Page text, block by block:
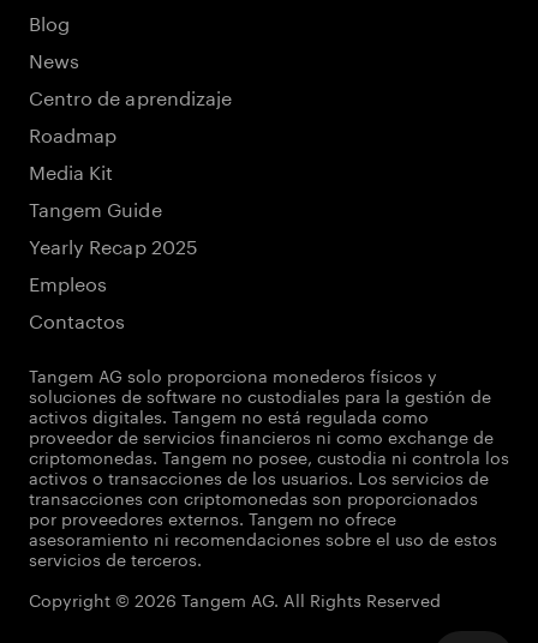
Blog
News
Centro de aprendizaje
Roadmap
Media Kit
Tangem Guide
Yearly Recap 2025
Empleos
Contactos
Tangem AG solo proporciona monederos físicos y
soluciones de software no custodiales para la gestión de
activos digitales. Tangem no está regulada como
proveedor de servicios financieros ni como exchange de
criptomonedas. Tangem no posee, custodia ni controla los
activos o transacciones de los usuarios. Los servicios de
transacciones con criptomonedas son proporcionados
por proveedores externos. Tangem no ofrece
asesoramiento ni recomendaciones sobre el uso de estos
servicios de terceros.